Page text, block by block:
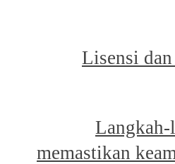
Lisensi
memastikan